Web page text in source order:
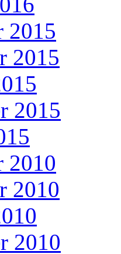
2015
2015
2015
2010
2010
2010